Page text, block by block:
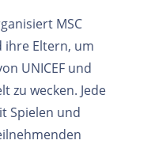
MSC
Eltern, um
UNICEF und
zu wecken. Jede
Spielen und